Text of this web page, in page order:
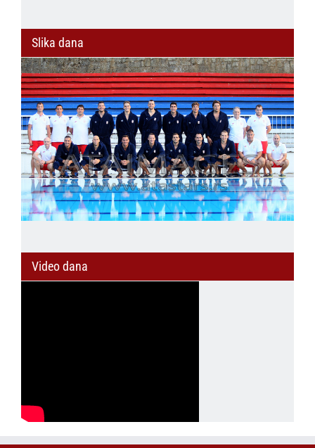
Slika dana
Video dana